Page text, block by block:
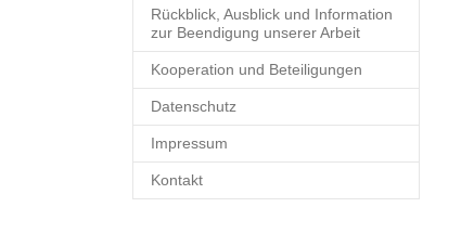
Rückblick, Ausblick und Information
zur Beendigung unserer Arbeit
Kooperation und Beteiligungen
Datenschutz
Impressum
Kontakt